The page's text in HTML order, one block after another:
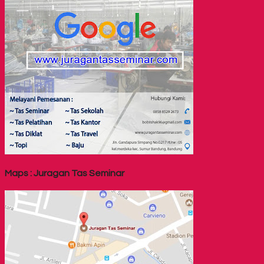
Maps : Juragan Tas Seminar